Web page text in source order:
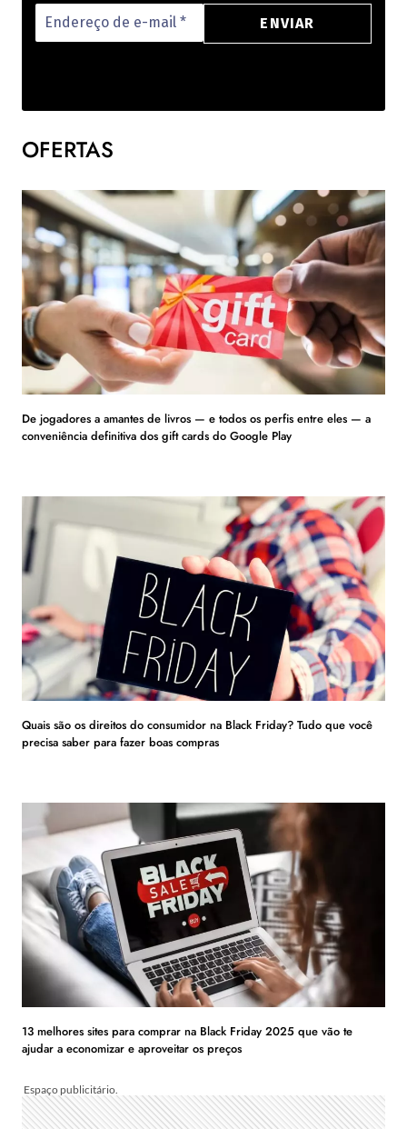
OFERTAS
De jogadores a amantes de livros — e todos os perfis entre eles — a
conveniência definitiva dos gift cards do Google Play
Quais são os direitos do consumidor na Black Friday? Tudo que você
precisa saber para fazer boas compras
13 melhores sites para comprar na Black Friday 2025 que vão te
ajudar a economizar e aproveitar os preços